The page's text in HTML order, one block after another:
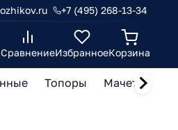
+7 (495) 268-13-34
СравнениеИзбранноеКорзина
Топоры Мачете,